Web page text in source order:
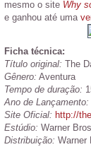
mesmo o site Why
e ganhou até uma
Ficha técnica:
Título original: The
Gênero: Aventura
Tempo de duração:
Ano de Lançamento:
Site Oficial: http://
Estúdio: Warner
Distribuição: Warner